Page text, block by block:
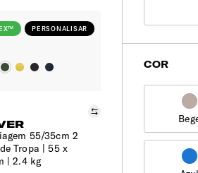
PERSONALISAR
55/35cm 2
Tropa
55 x
| 2.4 kg
COR